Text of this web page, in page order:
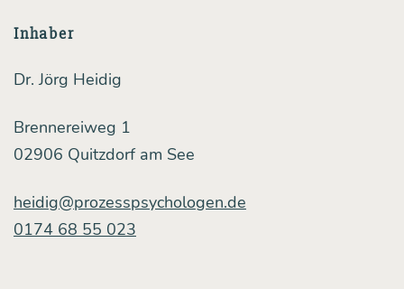
Inhaber
Dr. Jörg Heidig
Brennereiweg 1
02906 Quitzdorf am See
heidig@prozesspsychologen.de
0174 68 55 023